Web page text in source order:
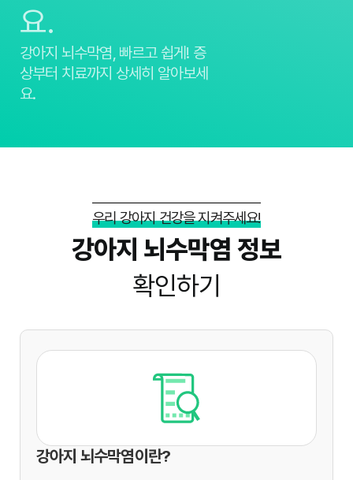
요.
강아지 뇌수막염, 빠르고 쉽게! 증
상부터 치료까지 상세히 알아보세
요.
우리 강아지 건강을 지켜주세요!
강아지 뇌수막염 정보
확인하기
강아지 뇌수막염이란?